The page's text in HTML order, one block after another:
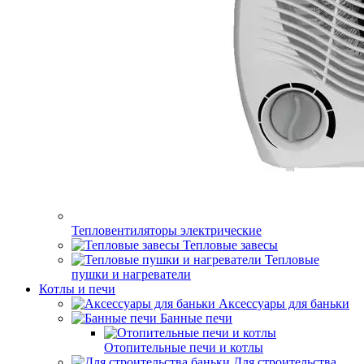
Тепловентиляторы электрические
Тепловые завесы
Тепловые
пушки и нагреватели
Котлы и печи
Аксессуары для баньки
Банные печи
Отопительные печи и котлы